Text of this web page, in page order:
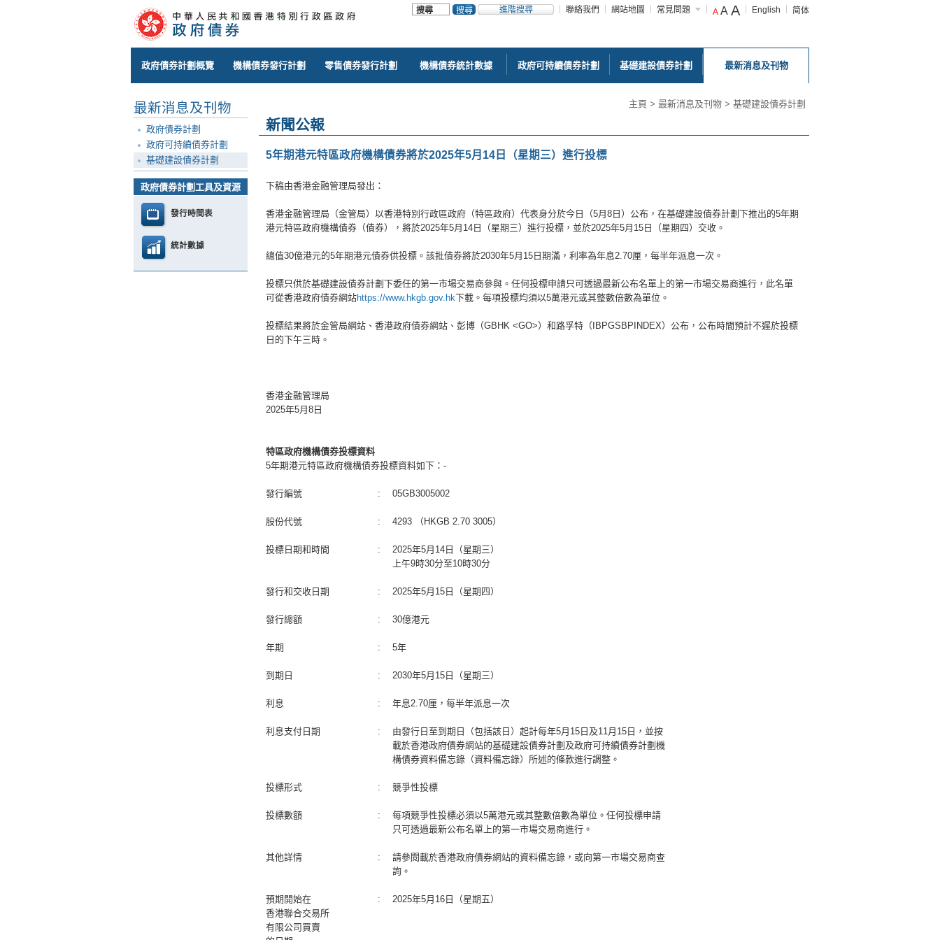
進階搜尋 聯絡我們 網站地圖 常見問題 A A A English 简体
政府債券計劃概覽 機構債券發行計劃 零售債券發行計劃 機構債券統計數據 政府可持續債券計劃 基礎建設債券計劃 最新消息及刊物
最新消息及刊物
政府債券計劃
政府可持續債券計劃
基礎建設債券計劃
政府債券計劃工具及資源
發行時間表
統計數據
主頁 > 最新消息及刊物 > 基礎建設債券計劃
新聞公報
5年期港元特區政府機構債券將於2025年5月14日（星期三）進行投標
下稿由香港金融管理局發出：
香港金融管理局（金管局）以香港特別行政區政府（特區政府）代表身分於今日（5月8日）公布，在基礎建設債券計劃下推出的5年期
港元特區政府機構債券（債券），將於2025年5月14日（星期三）進行投標，並於2025年5月15日（星期四）交收。
總值30億港元的5年期港元債券供投標。該批債券將於2030年5月15日期滿，利率為年息2.70厘，每半年派息一次。
投標只供於基礎建設債券計劃下委任的第一市場交易商參與。任何投標申請只可透過最新公布名單上的第一市場交易商進行，此名單
可從香港政府債券網站https://www.hkgb.gov.hk下載。每項投標均須以5萬港元或其整數倍數為單位。
投標結果將於金管局網站、香港政府債券網站、彭博（GBHK <GO>）和路孚特（IBPGSBPINDEX）公布，公布時間預計不遲於投標
日的下午三時。
香港金融管理局
2025年5月8日
特區政府機構債券投標資料
5年期港元特區政府機構債券投標資料如下：-
發行編號 : 05GB3005002
股份代號 : 4293 （HKGB 2.70 3005）
投標日期和時間 :
2025年5月14日（星期三）
上午9時30分至10時30分
發行和交收日期 : 2025年5月15日（星期四）
發行總額 : 30億港元
年期 : 5年
到期日 : 2030年5月15日（星期三）
利息 : 年息2.70厘，每半年派息一次
利息支付日期 :
由發行日至到期日（包括該日）起計每年5月15日及11月15日，並按
載於香港政府債券網站的基礎建設債券計劃及政府可持續債券計劃機
構債券資料備忘錄（資料備忘錄）所述的條款進行調整。
投標形式 : 競爭性投標
投標數額 :
每項競爭性投標必須以5萬港元或其整數倍數為單位。任何投標申請
只可透過最新公布名單上的第一市場交易商進行。
其他詳情 :
請參閱載於香港政府債券網站的資料備忘錄，或向第一市場交易商查
詢。
預期開始在
香港聯合交易所
有限公司買賣
: 2025年5月16日（星期五）